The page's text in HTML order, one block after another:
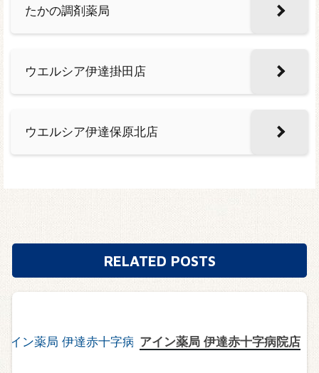
たかの調剤薬局
ウエルシア伊達掛田店
ウエルシア伊達保原北店
RELATED POSTS
アイン薬局 伊達赤十字病院店